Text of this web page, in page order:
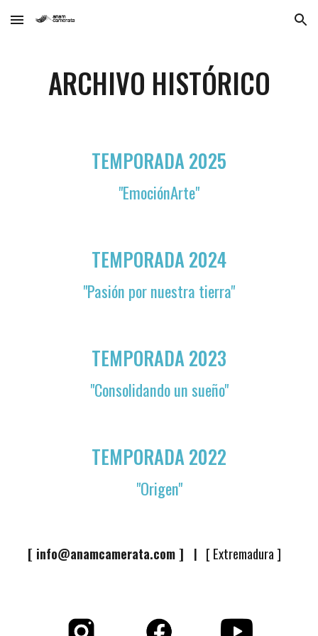
Skip to main content Skip to navigation
ARCHIVO HISTÓRICO
TEMPORADA 2025
"EmociónArte"
TEMPORADA 2024
"Pasión por nuestra tierra"
TEMPORADA 2023
"Consolidando un sueño"
TEMPORADA 2022
"Origen"
[ info@anamcamerata.com] [ Extremadura ]